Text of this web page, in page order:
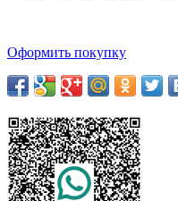
Оформить покупку